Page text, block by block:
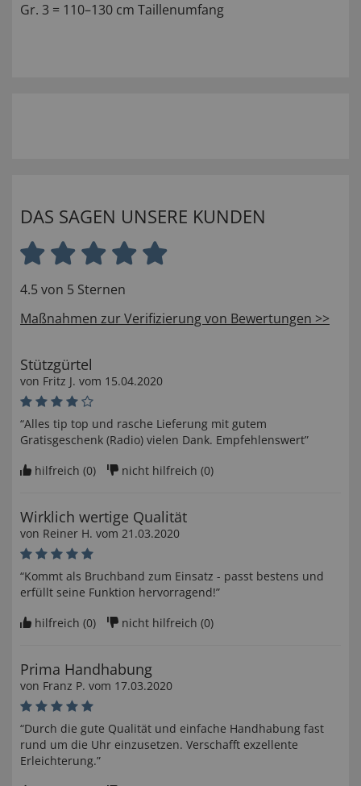
Gr. 3 = 110–130 cm Taillenumfang
DAS SAGEN UNSERE KUNDEN
4.5 von 5 Sternen
Maßnahmen zur Verifizierung von Bewertungen >>
Stützgürtel
von Fritz J. vom 15.04.2020
“Alles tip top und rasche Lieferung mit gutem
Gratisgeschenk (Radio) vielen Dank. Empfehlenswert”
hilfreich (0) nicht hilfreich (0)
Wirklich wertige Qualität
von Reiner H. vom 21.03.2020
“Kommt als Bruchband zum Einsatz - passt bestens und
erfüllt seine Funktion hervorragend!”
hilfreich (0) nicht hilfreich (0)
Prima Handhabung
von Franz P. vom 17.03.2020
“Durch die gute Qualität und einfache Handhabung fast
rund um die Uhr einzusetzen. Verschafft exzellente
Erleichterung.”